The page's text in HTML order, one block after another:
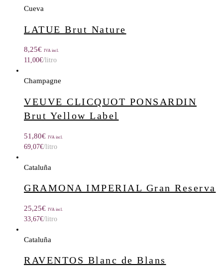
Cueva
LATUE Brut Nature
8,25€ IVA incl.
11,00€/litro
Champagne
VEUVE CLICQUOT PONSARDIN
Brut Yellow Label
51,80€ IVA incl.
69,07€/litro
Cataluña
GRAMONA IMPERIAL Gran Reserva
25,25€ IVA incl.
33,67€/litro
Cataluña
RAVENTOS Blanc de Blans